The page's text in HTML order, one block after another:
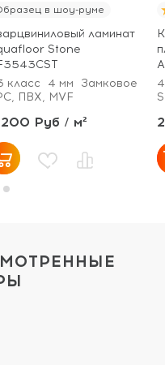
в шоу-руме
ламинат
Stone
класс
4 мм
Замковое
ПВХ, MVF
Руб / м²